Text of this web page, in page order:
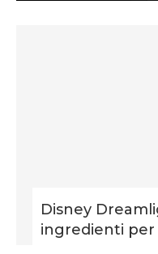
Disney
ingredienti per